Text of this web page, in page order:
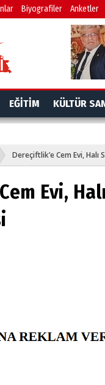
Biyografiler Anketler
EĞİTİM KÜLTÜR
Dereçiftlik’e Cem Evi, Halı
Evi,